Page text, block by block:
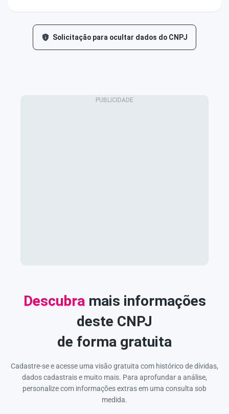
Solicitação para ocultar dados do CNPJ
Descubra mais informações
deste CNPJ
de forma gratuita
Cadastre-se e acesse uma visão gratuita com histórico de dívidas,
dados cadastrais e muito mais. Para aprofundar a análise,
personalize com informações extras em uma consulta sob
medida.